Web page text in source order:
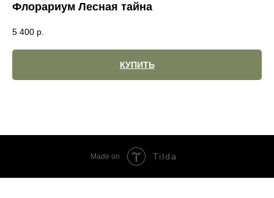
Флорариум Лесная тайна
5 400 р.
КУПИТЬ
Made on Tilda